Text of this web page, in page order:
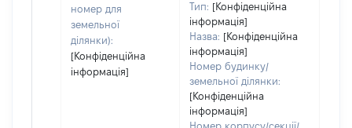
номер для
земельної
ділянки):
[Конфіденційна
інформація]
Тип: [Конфіденційна
інформація]
Назва: [Конфіденційна
інформація]
Номер будинку/
земельної ділянки:
[Конфіденційна
інформація]
Номер корпусу/секції/